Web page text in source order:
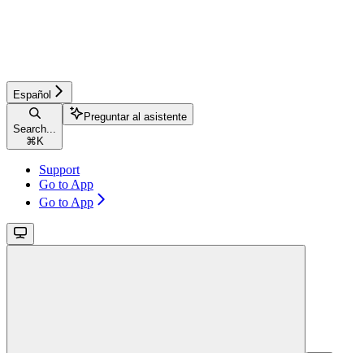
Español
Search...
⌘ K
Preguntar al asistente
Support
Go to App
Go to App